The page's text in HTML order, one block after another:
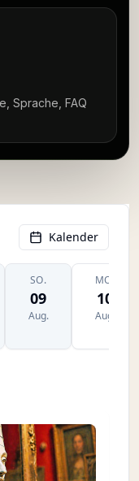
Sprache, FAQ